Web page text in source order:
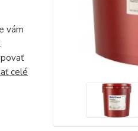
vám
celé